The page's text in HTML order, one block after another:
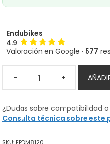
Endubikes
4.9
Valoración en Google · 577
-
Pedales
Shimano
Enduro
M8120
+
¿Dudas sobre compatibilidad
Consulta técnica sobre este
SKU: EPDM8120